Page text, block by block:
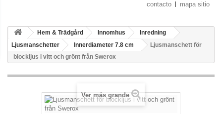
contacto mapa sitio
Hem & Trädgård Innomhus
Inredning
Ljusmanschetter
Innerdiameter 7.8 cm
Ljusmanschett för
blockljus i vitt och grönt från Swerox
Ver más grande